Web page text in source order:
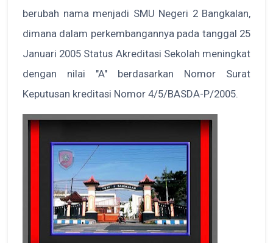
berubah nama menjadi SMU Negeri 2 Bangkalan,
dimana dalam perkembangannya pada tanggal 25
Januari 2005 Status Akreditasi Sekolah meningkat
dengan nilai "A" berdasarkan Nomor Surat
Keputusan kreditasi Nomor 4/5/BASDA-P/2005.